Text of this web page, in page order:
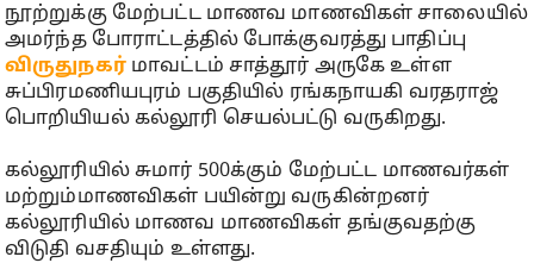
நூற்றுக்கு மேற்பட்ட மாணவ மாணவிகள் சாலையில்
அமர்ந்த போராட்டத்தில் போக்குவரத்து பாதிப்பு
விருதுநகர்மாவட்டம் சாத்தூர் அருகே உள்ள
சுப்பிரமணியபுரம் பகுதியில் ரங்கநாயகி வரதராஜ்
பொறியியல் கல்லூரி செயல்பட்டு வருகிறது.
கல்லூரியில் சுமார் 500க்கும் மேற்பட்ட மாணவர்கள்
மற்றும்மாணவிகள் பயின்று வருகின்றனர்
கல்லூரியில் மாணவ மாணவிகள் தங்குவதற்கு
விடுதி வசதியும் உள்ளது.